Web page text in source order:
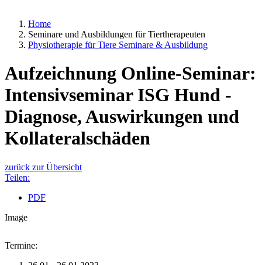
Home
Seminare und Ausbildungen für Tiertherapeuten
Physiotherapie für Tiere Seminare & Ausbildung
Aufzeichnung Online-Seminar:
Intensivseminar ISG Hund -
Diagnose, Auswirkungen und
Kollateralschäden
zurück zur Übersicht
Teilen:
PDF
Image
Termine: